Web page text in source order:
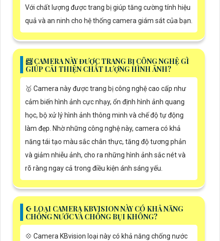
Với chất lượng được trang bị giúp tăng cường tính hiệu
quả và an ninh cho hệ thống camera giám sát của bạn.
📨 CAMERA NÀY ĐƯỢC TRANG BỊ CÔNG NGHỆ GÌ
GIÚP CẢI THIỆN CHẤT LƯỢNG HÌNH ẢNH?
🥇 Camera này được trang bị công nghệ cao cấp như
cảm biến hình ảnh cực nhạy, ổn định hình ảnh quang
học, bộ xử lý hình ảnh thông minh và chế độ tự động
làm đẹp. Nhờ những công nghệ này, camera có khả
năng tái tạo màu sắc chân thực, tăng độ tương phản
và giảm nhiễu ảnh, cho ra những hình ảnh sắc nét và
rõ ràng ngay cả trong điều kiện ánh sáng yếu.
☪ LOẠI CAMERA KBVISION NÀY CÓ KHẢ NĂNG
CHỐNG NƯỚC VÀ CHỐNG BỤI KHÔNG?
💠 Camera KBvision loại này có khả năng chống nước